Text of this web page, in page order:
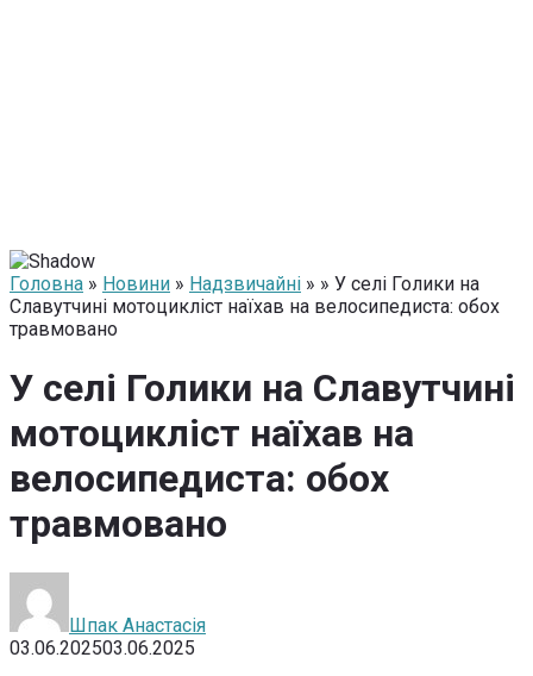
Головна » Новини » Надзвичайні » » У селі Голики на
Славутчині мотоцикліст наїхав на велосипедиста: обох
травмовано
У селі Голики на Славутчині
мотоцикліст наїхав на
велосипедиста: обох
травмовано
Шпак Анастасія
03.06.202503.06.2025